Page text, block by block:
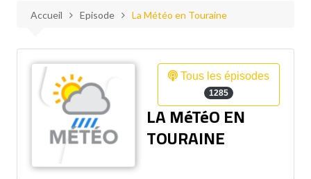
Accueil Episode La Météo en Touraine
Tous les épisodes
1285
LA MéTéO EN
TOURAINE